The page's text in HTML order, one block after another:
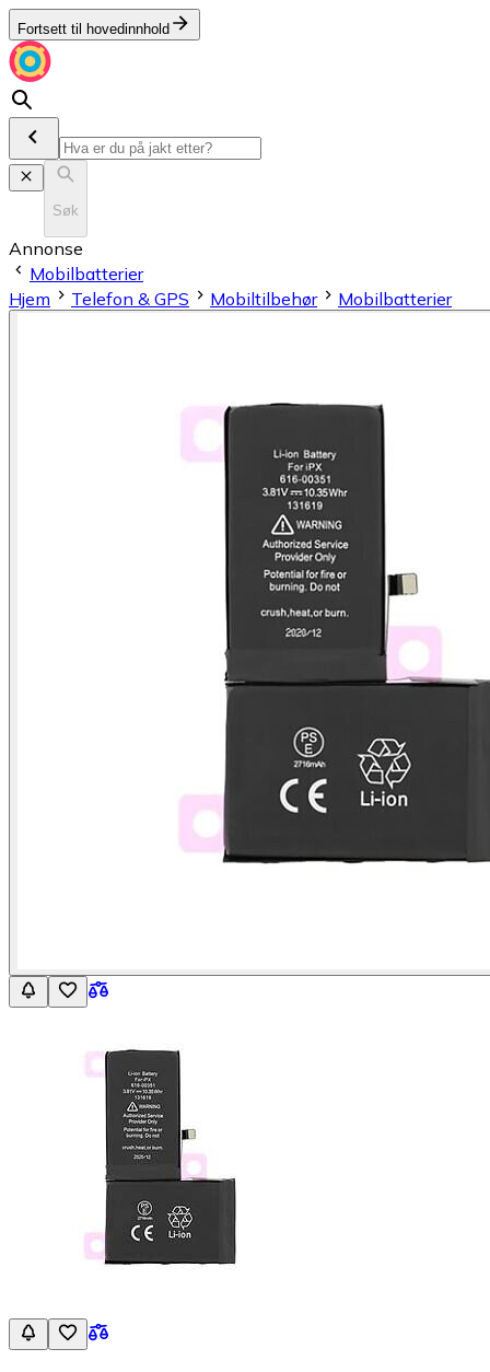
Fortsett til hovedinnhold
Søk
Annonse
Mobilbatterier
Hjem
Telefon & GPS Mobiltilbehør Mobilbatterier